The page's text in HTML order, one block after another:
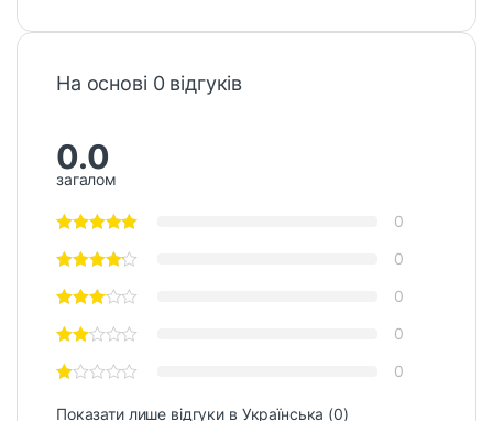
На основі 0 відгуків
0.0
загалом
0
0
0
0
0
Показати лише відгуки в Українська (0)